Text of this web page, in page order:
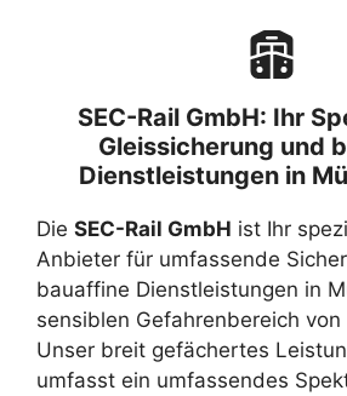
SEC-Rail GmbH: Ihr
Gleissicherung und
Dienstleistungen in
Die SEC-Rail GmbH ist Ihr
Anbieter für umfassende
bauaffine Dienstleistungen in
sensiblen Gefahrenbereich von
Unser breit gefächertes
umfasst ein umfassendes